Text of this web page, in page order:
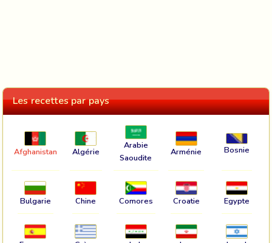
Les recettes par pays
Afghanistan Algérie
Arabie
Saoudite
Arménie Bosnie
Bulgarie Chine Comores Croatie Egypte